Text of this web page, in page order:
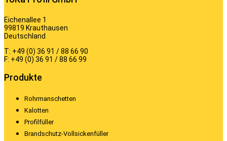
Eichenallee 1
99819 Krauthausen
Deutschland
T: +49 (0) 36 91 / 88 66 90
F: +49 (0) 36 91 / 88 66 99
Produkte
Rohrmanschetten
Kalotten
Profilfüller
Brandschutz-Vollsickenfüller